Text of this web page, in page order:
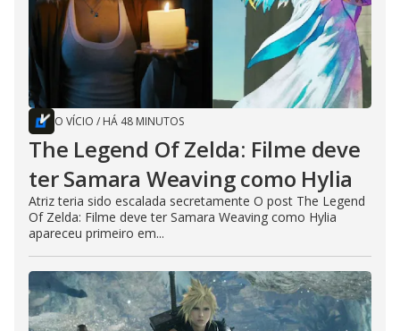
O VÍCIO / HÁ 48 MINUTOS
The Legend Of Zelda: Filme deve
ter Samara Weaving como Hylia
Atriz teria sido escalada secretamente O post The Legend
Of Zelda: Filme deve ter Samara Weaving como Hylia
apareceu primeiro em...